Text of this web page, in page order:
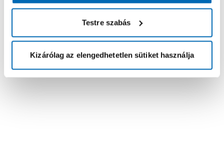
Testre szabás
Kizárólag az elengedhetetlen sütiket használja